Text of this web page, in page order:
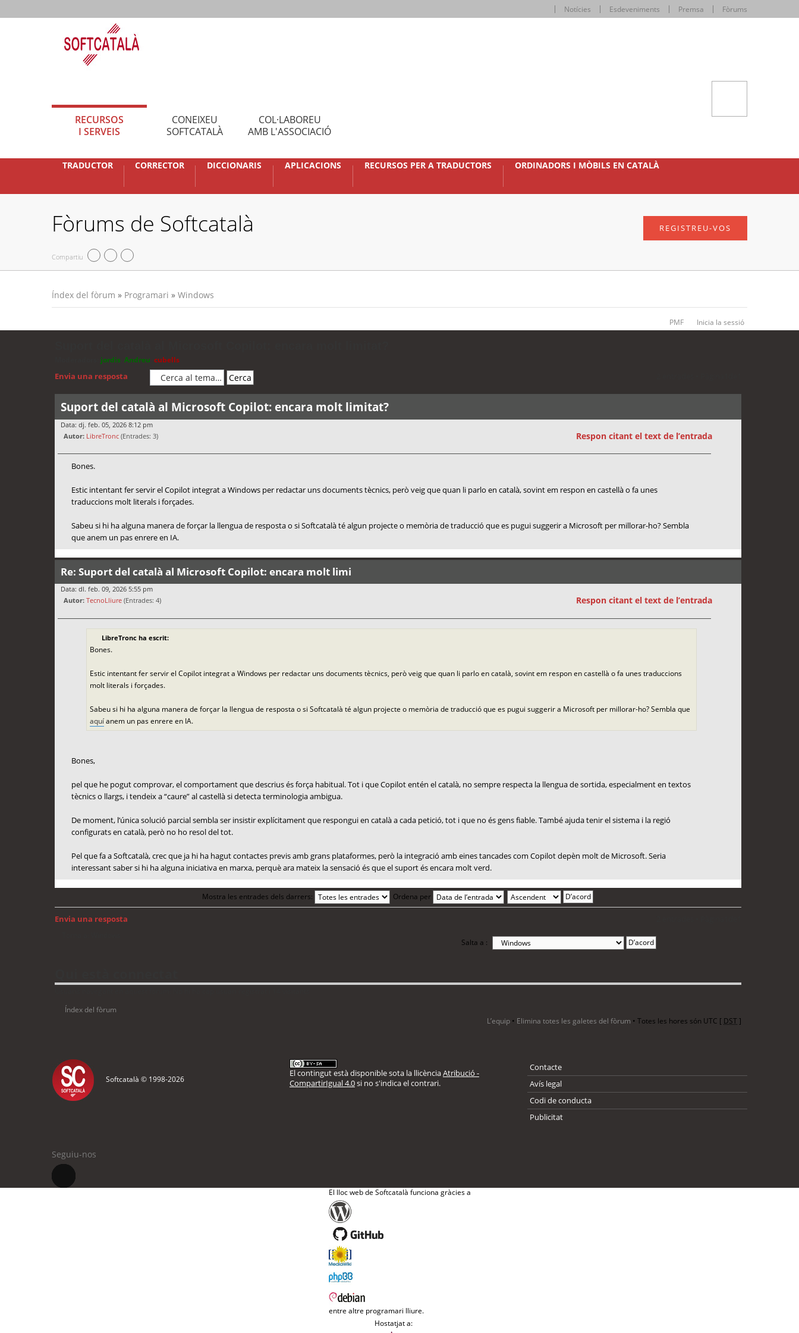
Notícies Esdeveniments Premsa Fòrums
RECURSOS
I SERVEIS
CONEIXEU
SOFTCATALÀ
COL·LABOREU
AMB L'ASSOCIACIÓ
TRADUCTOR CORRECTOR DICCIONARIS APLICACIONS RECURSOS PER A TRADUCTORS ORDINADORS I MÒBILS EN CATALÀ
Fòrums de Softcatalà
Compartiu
REGISTREU-VOS
Índex del fòrum » Programari » Windows
PMF Inicia la sessió
jordis Andreu cubells
Envia una resposta
Suport del català al Microsoft Copilot: encara molt limitat?
Data: dj. feb. 05, 2026 8:12 pm
Autor: LibreTronc (Entrades: 3) Respon citant el text de l’entrada
Bones.
Estic intentant fer servir el Copilot integrat a Windows per redactar uns documents tècnics, però veig que quan li parlo en català, sovint em respon en castellà o fa unes
traduccions molt literals i forçades.
Sabeu si hi ha alguna manera de forçar la llengua de resposta o si Softcatalà té algun projecte o memòria de traducció que es pugui suggerir a Microsoft per millorar-ho? Sembla
que anem un pas enrere en IA.
Re: Suport del català al Microsoft Copilot: encara molt limi
Data: dl. feb. 09, 2026 5:55 pm
Autor: TecnoLliure (Entrades: 4) Respon citant el text de l’entrada
LibreTronc ha escrit:
Bones.
Estic intentant fer servir el Copilot integrat a Windows per redactar uns documents tècnics, però veig que quan li parlo en català, sovint em respon en castellà o fa unes traduccions
molt literals i forçades.
Sabeu si hi ha alguna manera de forçar la llengua de resposta o si Softcatalà té algun projecte o memòria de traducció que es pugui suggerir a Microsoft per millorar-ho? Sembla que
aquíanem un pas enrere en IA.
Bones,
pel que he pogut comprovar, el comportament que descrius és força habitual. Tot i que Copilot entén el català, no sempre respecta la llengua de sortida, especialment en textos
tècnics o llargs, i tendeix a “caure” al castellà si detecta terminologia ambigua.
De moment, l’única solució parcial sembla ser insistir explícitament que respongui en català a cada petició, tot i que no és gens fiable. També ajuda tenir el sistema i la regió
configurats en català, però no ho resol del tot.
Pel que fa a Softcatalà, crec que ja hi ha hagut contactes previs amb grans plataformes, però la integració amb eines tancades com Copilot depèn molt de Microsoft. Seria
interessant saber si hi ha alguna iniciativa en marxa, perquè ara mateix la sensació és que el suport és encara molt verd.
Mostra les entrades dels darrers: Ordena per
Envia una resposta
Salta a :
Índex del fòrum
L’equip • Elimina totes les galetes del fòrum • Totes les hores són UTC [ DST]
Softcatalà © 1998-2026
El contingut està disponible sota la llicènciaAtribució -
CompartirIgual 4.0si no s'indica el contrari.
Contacte
Avís legal
Codi de conducta
Publicitat
Seguiu-nos
El lloc web de Softcatalà funciona gràcies a
entre altre programari lliure.
Hostatjat a: